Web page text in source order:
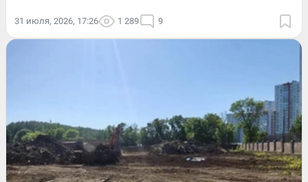
31 июля, 2026, 17:26 1 289 9